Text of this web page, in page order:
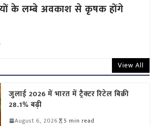
के लम्बे अवकाश से कृषक होंगे
View All
जुलाई 2026 में भारत में ट्रैक्टर रिटेल बिक्री
28.1% बढ़ी
August 6, 2026 5 min read